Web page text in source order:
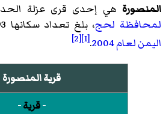
المنصورة هي إحدى قرىعزلة الحد
لمحافظة لحج، بلغ تعداد سكانها 293 نسمة حسب
اليمن لعام 2004
.
[1]
[2]
قرية المنصورة
-قرية-